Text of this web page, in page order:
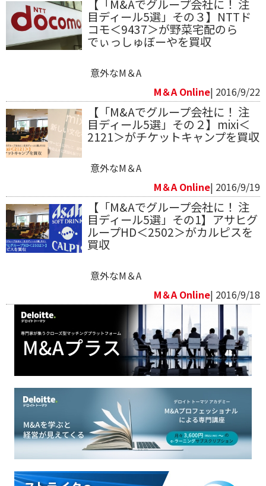
【「M&Aでグループ会社に！ 注
目ディール5選」その３】NTTド
コモ＜9437＞が野菜宅配のら
でぃっしゅぼーやを買収
意外なM＆A
M＆A Online| 2016/9/22
【「M&Aでグループ会社に！ 注
目ディール5選」その２】mixi＜
2121＞がチケットキャンプを買収
意外なM＆A
M＆A Online| 2016/9/19
【「M&Aでグループ会社に！ 注
目ディール5選」その1】アサヒグ
ループHD＜2502＞がカルピスを
買収
意外なM＆A
M＆A Online| 2016/9/18